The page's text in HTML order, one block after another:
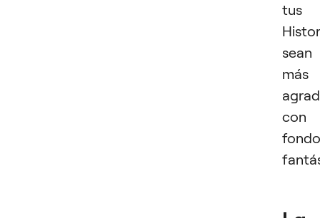
tus
sean
más
con